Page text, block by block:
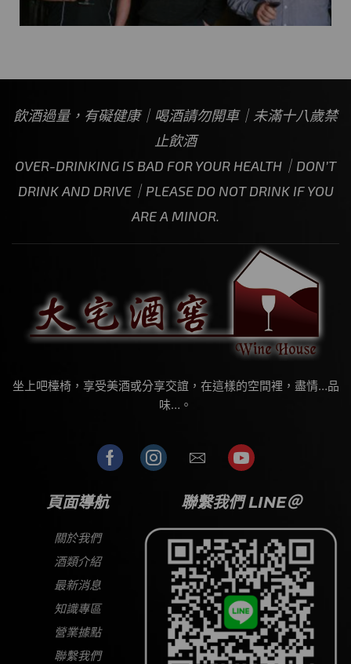
飲酒過量，有礙健康｜喝酒請勿開車｜未滿十八歲禁
止飲酒
OVER-DRINKING IS BAD FOR YOUR HEALTH｜DON’T
DRINK AND DRIVE｜PLEASE DO NOT DRINK IF YOU
ARE A MINOR.
坐上吧檯椅，享受美酒或分享交誼，在這樣的空間裡，盡情…品
味…。
頁面導航
關於我們
酒類介紹
最新消息
知識專區
營業據點
聯繫我們
聯繫我們 LINE＠